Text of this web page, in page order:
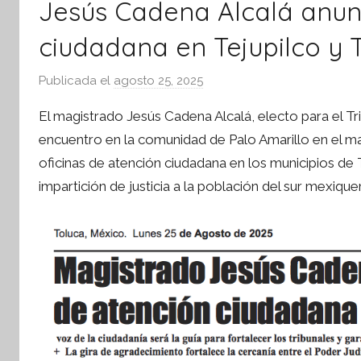
Jesús Cadena Alcalá
ciudadana en Tejupilco y
Publicada el agosto 25, 2025
r
S
í
n
s
i
f
El magistrado Jesús Cadena Alcalá, electo para el
encuentro en la comunidad de Palo Amarillo en el
oficinas de atención ciudadana en los municipios
impartición de justicia a la población del sur